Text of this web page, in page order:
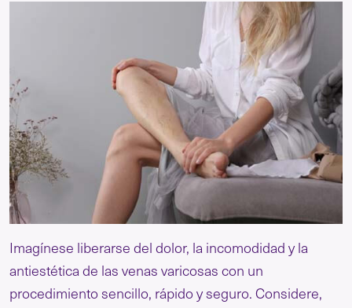
Imagínese liberarse del dolor, la incomodidad y la
antiestética de las venas varicosas con un
procedimiento sencillo, rápido y seguro. Considere,